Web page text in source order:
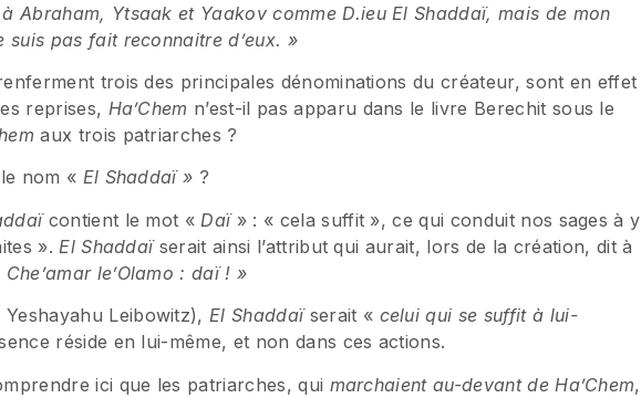
Abraham, Ytsaak et Yaakov comme D.ieu El Shaddaï, mais de mon
suis pas fait reconnaitre d’eux. »
trois des principales dénominations du créateur, sont en effet
reprises, Ha’Chem n’est-il pas apparu dans le livre Berechit sous le
aux trois patriarches ?
nom « El Shaddaï » ?
contient le mot « Daï » : « cela suffit », ce qui conduit nos sages à y
». El Shaddaïserait ainsi l’attribut qui aurait, lors de la création, dit à
Che’amar le’Olamo : daï! »
Yeshayahu Leibowitz),El Shaddaïserait « celui qui se suffit à lui-
réside en lui-même, et non dans ces actions.
ici que les patriarches, qui marchaient au-devant de Ha’Chem,